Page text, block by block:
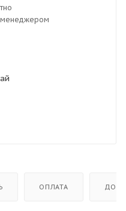
менеджером
ОПЛАТА